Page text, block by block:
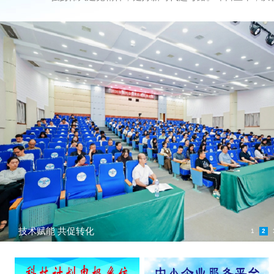
1 2
技术赋能 共促转化